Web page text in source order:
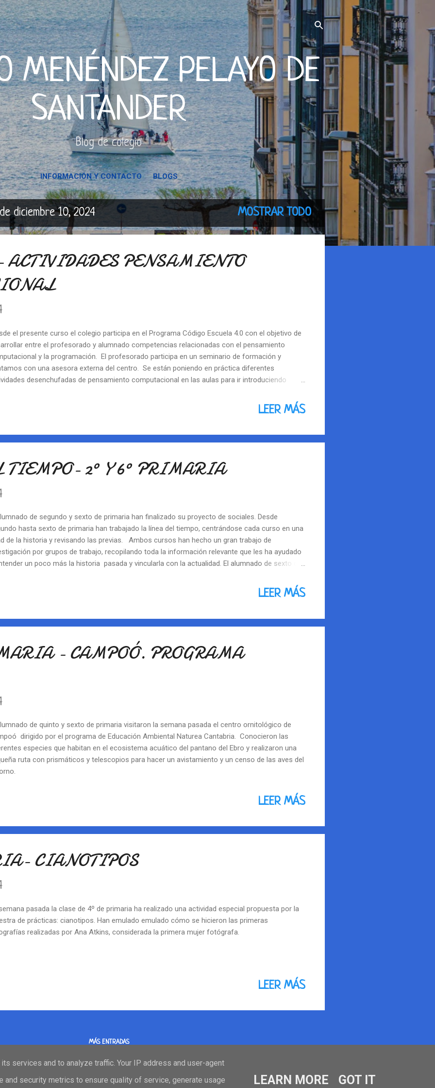
Ir al contenido principal
MENÉNDEZ PELAYO DE
SANTANDER
Blog de colegio
INFORMACIÓN Y CONTACTO BLOGS
diciembre 10, 2024 MOSTRAR TODO
PENSAMIENTO
el presente curso el colegio participa en el Programa Código Escuela 4.0 con el objetivo de
entre el profesorado y alumnado competencias relacionadas con el pensamiento
y la programación. El profesorado participa en un seminario de formación y
con una asesora externa del centro. Se están poniendo en práctica diferentes
desenchufadas de pensamiento computacional en las aulas para ir introduciendo
pensamiento computacional. Hoy hemos querido llevar a las aulas de Infantil (3, 4 y 5 años)
de los recursos cedidos, "bee-bot". La abeja robot debe programarse para conseguir que se
LEER MÁS
2º Y 6º PRIMARIA
de segundo y sexto de primaria han finalizado su proyecto de sociales. Desde
hasta sexto de primaria han trabajado la línea del tiempo, centrándose cada curso en una
de la historia y revisando las previas. Ambos cursos han hecho un gran trabajo de
por grupos de trabajo, recopilando toda la información relevante que les ha ayudado
un poco más la historia pasada y vincularla con la actualidad. El alumnado de sexto de
. El alumnado de segundo ha querido compartir su información con el resto de
as de primaria, ya que ellos han sido los encargados de la primera etapa, la
as de otros cursos, comenzará su proyecto centrándose en la línea de su historia,
LEER MÁS
- CAMPOÓ. PROGRAMA
de quinto y sexto de primaria visitaron la semana pasada el centro ornitológico de
dirigido por el programa de Educación Ambiental Naturea Cantabria. Conocieron las
especies que habitan en el ecosistema acuático del pantano del Ebro y realizaron una
ruta con prismáticos y telescopios para hacer un avistamiento y un censo de las aves del
LEER MÁS
CIANOTIPOS
pasada la clase de 4º de primaria ha realizado una actividad especial propuesta por la
de prácticas: cianotipos. Han emulado emulado cómo se hicieron las primeras
realizadas por Ana Atkins, considerada la primera mujer fotógrafa.
LEER MÁS
MÁS ENTRADAS
services and to analyze traffic. Your IP address and user-agent
and security metrics to ensure quality of service, generate usage
LEARN MORE GOT IT